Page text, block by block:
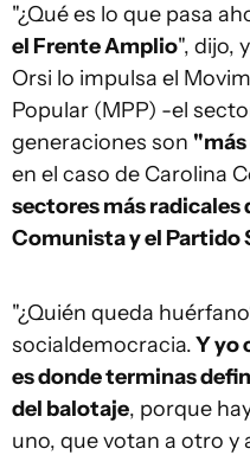
"¿Qué es lo que pasa
el Frente Amplio", dijo,
Orsi lo impulsa el
Popular (MPP) -el
generaciones son "más
en el caso de Carolina
sectores más radicales
Comunista y el Partido
"¿Quién queda
socialdemocracia.Y yo
es donde terminas
del balotaje, porque
uno, que votan a otro y